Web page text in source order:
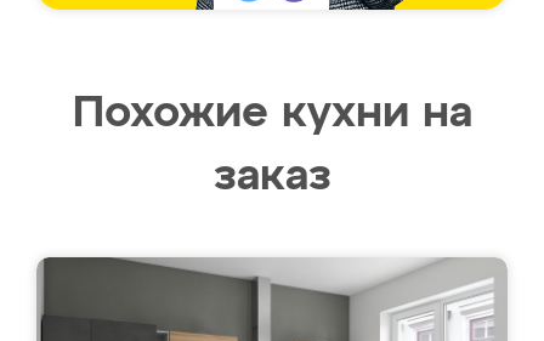
Похожие кухни на
заказ